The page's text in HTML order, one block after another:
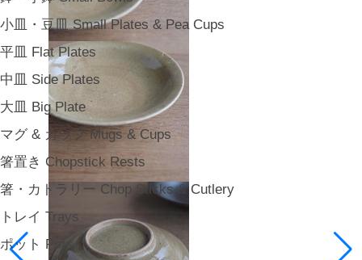
小皿・豆皿 Small Plates & Pea Cups
平皿 Flat Plates
中皿 Side Plates
大皿 Big Plate
マグ & カップ Mugs & Cups
箸置き Chopstick Rests
箸・カトラリー Chop Sticks & Cutlery
トレイ Trays
ポット Pots